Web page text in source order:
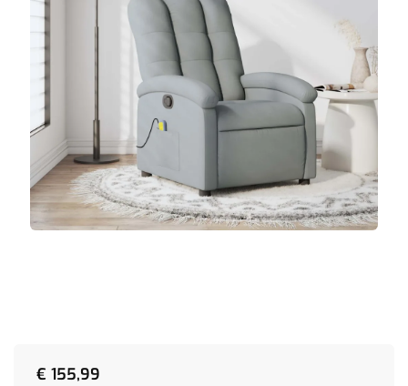
€ 155,99